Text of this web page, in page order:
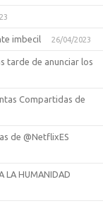
imbecil 26/04/2023
tarde de anunciar los
Compartidas de
de @NetflixES
LA HUMANIDAD